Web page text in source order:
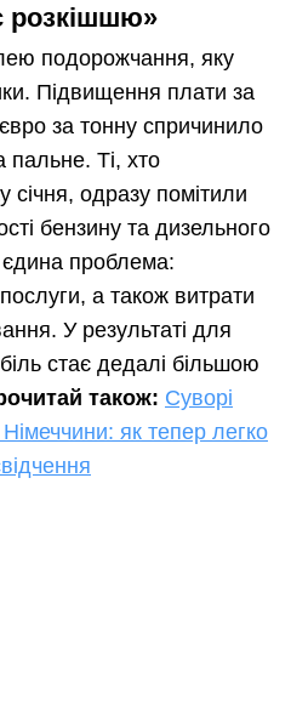
розкішшю»
подорожчання, яку
Підвищення плати за
за тонну спричинило
пальне. Ті, хто
січня, одразу помітили
бензину та дизельного
проблема:
а також витрати
У результаті для
стає дедалі більшою
також: Суворі
як тепер легко